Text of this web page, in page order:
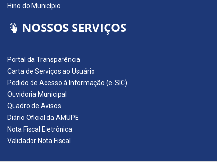
Hino do Município
NOSSOS SERVIÇOS
Portal da Transparência
Carta de Serviços ao Usuário
Pedido de Acesso à Informação (e-SIC)
Ouvidoria Municipal
Quadro de Avisos
Diário Oficial da AMUPE
Nota Fiscal Eletrônica
Validador Nota Fiscal